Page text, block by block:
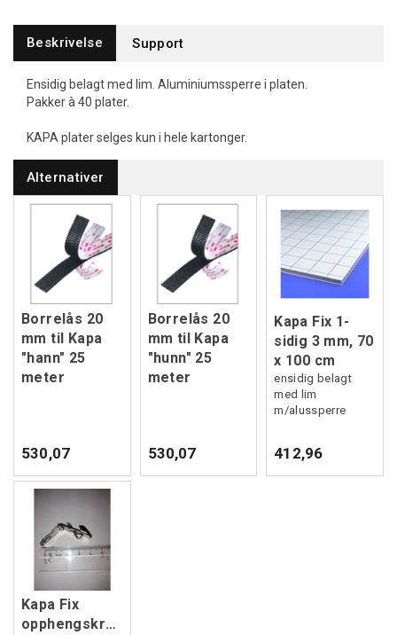
Beskrivelse Support
Ensidig belagt med lim. Aluminiumssperre i platen.
Pakker à 40 plater.
KAPA plater selges kun i hele kartonger.
Alternativer
Borrelås 20
mm til Kapa
"hann" 25
meter
530,07
Borrelås 20
mm til Kapa
"hunn" 25
meter
530,07
Kapa Fix 1-
sidig 3 mm, 70
x 100 cm
ensidig belagt
med lim
m/alussperre
412,96
Kapa Fix
opphengskroker